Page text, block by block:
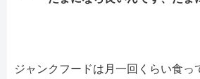
ジャンクフードは月一回くらい食っ